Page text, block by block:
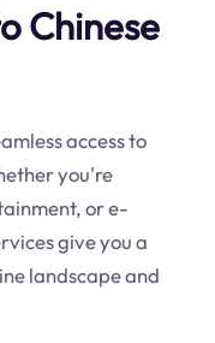
Chinese
access to
you're
or e-
give you a
landscape and